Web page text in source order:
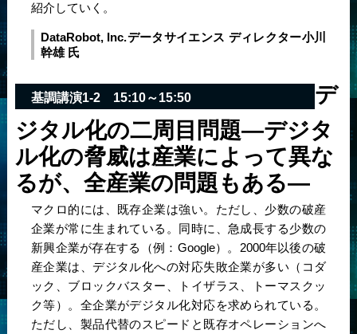
紹介していく。
DataRobot, Inc.データサイエンス ディレクター小川
幹雄 氏
基調講演1-215:10～15:50
デ
ジタル化の二周目問題―デジタ
ル化の脅威は産業によって異な
るが、全産業の問題もある―
マクロ的には、既存企業は強い。ただし、少数の破産
企業が常に生まれている。同時に、急成長する少数の
新興企業が存在する（例：Google）。2000年以後の破
産企業は、デジタル化への対応失敗企業が多い（コダ
ック、ブロックバスター、トイザラス、トーマスクッ
ク等）。全企業がデジタル化対応を求められている。
ただし、製品代替のスピードと既存オペレーションへ